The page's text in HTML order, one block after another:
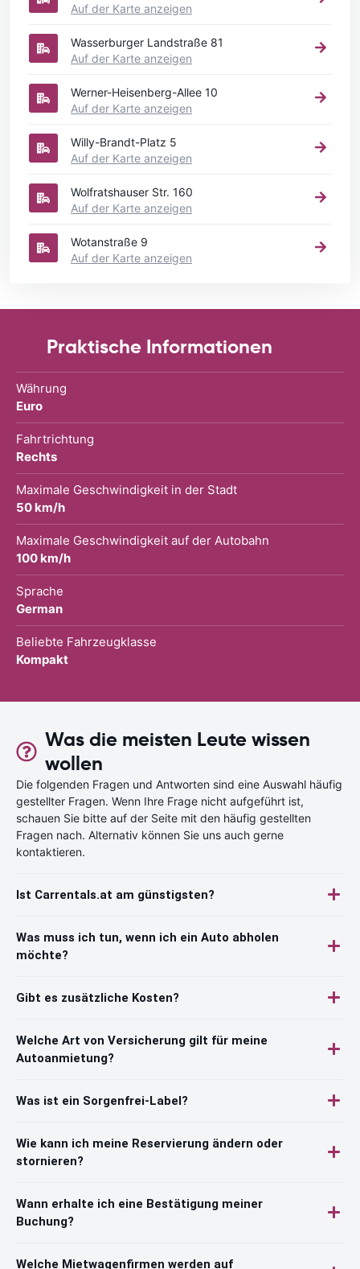
Auf der Karte anzeigen
Wasserburger Landstraße 81
Auf der Karte anzeigen
Werner-Heisenberg-Allee 10
Auf der Karte anzeigen
Willy-Brandt-Platz 5
Auf der Karte anzeigen
Wolfratshauser Str. 160
Auf der Karte anzeigen
Wotanstraße 9
Auf der Karte anzeigen
Praktische Informationen
Währung
Euro
Fahrtrichtung
Rechts
Maximale Geschwindigkeit in der Stadt
50 km/h
Maximale Geschwindigkeit auf der Autobahn
100 km/h
Sprache
German
Beliebte Fahrzeugklasse
Kompakt
Was die meisten Leute wissen
wollen
Die folgenden Fragen und Antworten sind eine Auswahl häufig
gestellter Fragen. Wenn Ihre Frage nicht aufgeführt ist,
schauen Sie bitte auf der Seite mit den häufig gestellten
Fragen nach. Alternativ können Sie uns auch gerne
kontaktieren.
Ist Carrentals.at am günstigsten?
Was muss ich tun, wenn ich ein Auto abholen
möchte?
Gibt es zusätzliche Kosten?
Welche Art von Versicherung gilt für meine
Autoanmietung?
Was ist ein Sorgenfrei-Label?
Wie kann ich meine Reservierung ändern oder
stornieren?
Wann erhalte ich eine Bestätigung meiner
Buchung?
Welche Mietwagenfirmen werden auf